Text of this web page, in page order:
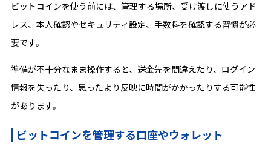
ビットコインを使う前には、管理する場所、受け渡しに使うアド
レス、本人確認やセキュリティ設定、手数料を確認する習慣が必
要です。
準備が不十分なまま操作すると、送金先を間違えたり、ログイン
情報を失ったり、思ったより反映に時間がかかったりする可能性
があります。
ビットコインを管理する口座やウォレット